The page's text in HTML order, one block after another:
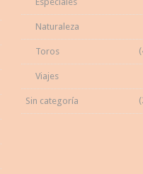
Naturaleza
Toros
Viajes
Sin categoría